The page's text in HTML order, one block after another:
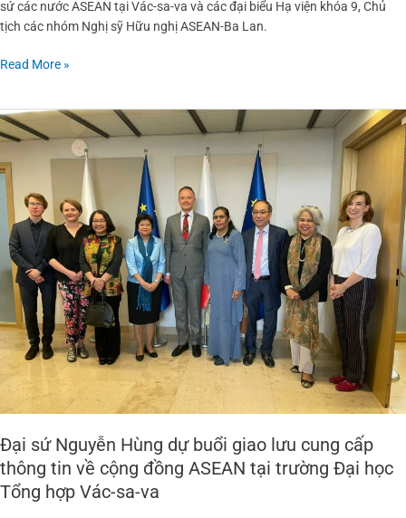
sứ các nước ASEAN tại Vác-sa-va và các đại biểu Hạ viện khóa 9, Chủ
tịch các nhóm Nghị sỹ Hữu nghị ASEAN-Ba Lan.
ASEAN
Read More »
Đại sứ Nguyễn Hùng dự buổi giao lưu cung cấp
thông tin về cộng đồng ASEAN tại trường Đại học
Tổng hợp Vác-sa-va
Đại
sứ
Nguyễn
Hùng
dự
buổi
giao
lưu
cung
cấp
thông
cộng
ASEAN
tại
trường
Đại
học